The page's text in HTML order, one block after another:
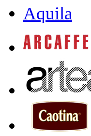
Aquila